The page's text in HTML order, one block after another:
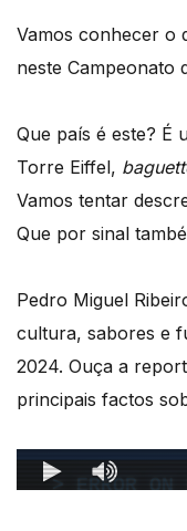
Vamos conhecer o
neste Campeonato
Que país é este? É
Torre Eiffel,
Vamos tentar
Que por sinal
Pedro Miguel
cultura, sabores e
2024. Ouça a
principais factos